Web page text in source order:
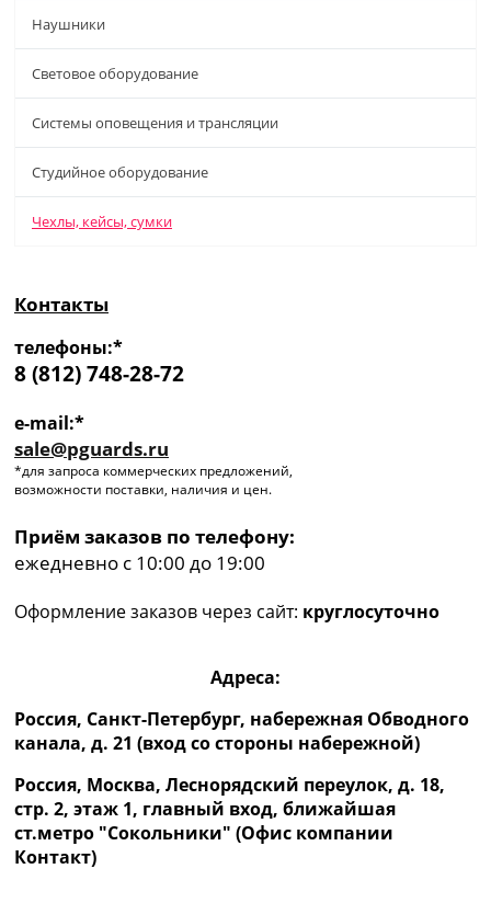
Наушники
Световое оборудование
Системы оповещения и трансляции
Студийное оборудование
Чехлы, кейсы, сумки
Контакты
телефоны:*
8 (812) 748-28-72
e-mail:*
sale@pguards.ru
*для запроса коммерческих предложений,
возможности поставки, наличия и цен.
Приём заказов по телефону:
ежедневно с 10:00 до 19:00
Оформление заказов через сайт: круглосуточно
Адреса:
Россия, Санкт-Петербург, набережная Обводного
канала, д. 21 (вход со стороны набережной)
Россия, Москва, Леснорядский переулок, д. 18,
стр. 2, этаж 1, главный вход, ближайшая
ст.метро "Сокольники" (Офис компании
Контакт)